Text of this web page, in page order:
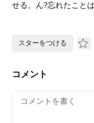
せる。ん?忘れたこと
スターをつける
コメント
Your comment